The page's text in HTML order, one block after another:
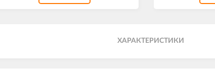
ХАРАКТЕРИСТИКИ